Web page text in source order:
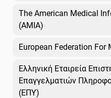
The American Medical
(AMIA)
European Federation
Ελληνική Εταιρεία
Επαγγελματιών
(ΕΠΥ)